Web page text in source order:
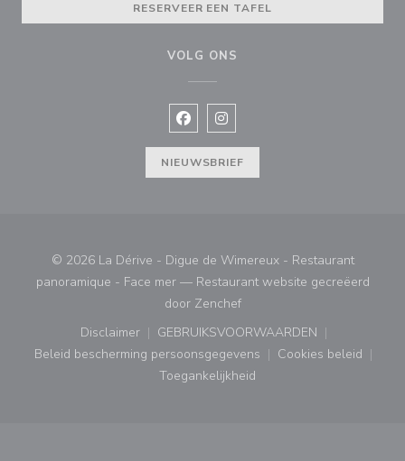
RESERVEER EEN TAFEL
VOLG ONS
Facebook ((opent in een nieuw
Instagram ((opent in een
NIEUWSBRIEF
© 2026 La Dérive - Digue de Wimereux - Restaurant
panoramique - Face mer — Restaurant website gecreëerd
door Zenchef((opent in een nieuw
Disclaimer
((opent in een nieuw venster))
GEBRUIKSVOORWAARDEN
((opent in een nieuw
Beleid bescherming persoonsgegevens
((opent in een nieuw venster))
Cookies beleid
((opent in
Toegankelijkheid
((opent in een nieuw venster))